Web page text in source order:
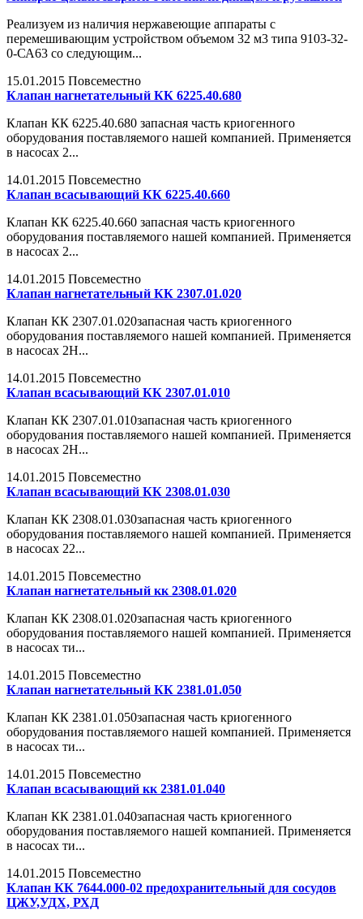
Реализуем из наличия нержавеющие аппараты с
перемешивающим устройством объемом 32 м3 типа 9103-32-
0-СА63 со следующим...
15.01.2015 Повсеместно
Клапан нагнетательный КК 6225.40.680
Клапан КК 6225.40.680 запасная часть криогенного
оборудования поставляемого нашей компанией. Применяется
в насосах 2...
14.01.2015 Повсеместно
Клапан всасывающий КК 6225.40.660
Клапан КК 6225.40.660 запасная часть криогенного
оборудования поставляемого нашей компанией. Применяется
в насосах 2...
14.01.2015 Повсеместно
Клапан нагнетательный КК 2307.01.020
Клапан КК 2307.01.020запасная часть криогенного
оборудования поставляемого нашей компанией. Применяется
в насосах 2Н...
14.01.2015 Повсеместно
Клапан всасывающий КК 2307.01.010
Клапан КК 2307.01.010запасная часть криогенного
оборудования поставляемого нашей компанией. Применяется
в насосах 2Н...
14.01.2015 Повсеместно
Клапан всасывающий КК 2308.01.030
Клапан КК 2308.01.030запасная часть криогенного
оборудования поставляемого нашей компанией. Применяется
в насосах 22...
14.01.2015 Повсеместно
Клапан нагнетательный кк 2308.01.020
Клапан КК 2308.01.020запасная часть криогенного
оборудования поставляемого нашей компанией. Применяется
в насосах ти...
14.01.2015 Повсеместно
Клапан нагнетательный КК 2381.01.050
Клапан КК 2381.01.050запасная часть криогенного
оборудования поставляемого нашей компанией. Применяется
в насосах ти...
14.01.2015 Повсеместно
Клапан всасывающий кк 2381.01.040
Клапан КК 2381.01.040запасная часть криогенного
оборудования поставляемого нашей компанией. Применяется
в насосах ти...
14.01.2015 Повсеместно
Клапан КК 7644.000-02 предохранительный для сосудов
ЦЖУ,УДХ, РХД